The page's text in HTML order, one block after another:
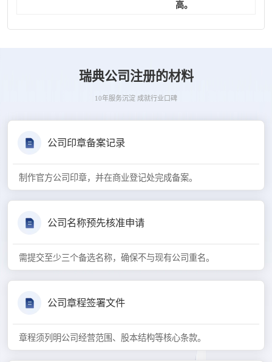
高。
瑞典公司注册的材料
10年服务沉淀 成就行业口碑
公司印章备案记录
制作官方公司印章，并在商业登记处完成备案。
公司名称预先核准申请
需提交至少三个备选名称，确保不与现有公司重名。
公司章程签署文件
章程须列明公司经营范围、股本结构等核心条款。